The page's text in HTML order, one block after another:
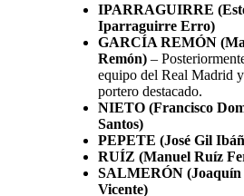
IPARRAGUIRRE
Iparraguirre Erro)
GARCÍA REMÓN
Remón) –
equipo del Real Madrid
portero destacado.
NIETO (Francisco
Santos)
PEPETE (José Gil
RUÍZ (Manuel Ruíz
SALMERÓN (Joaquín
Vicente)